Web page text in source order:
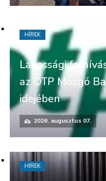
Lakossági
az OTP Mozgó
idejében
2026. augusztus 07.
HÍREK
HÍREK